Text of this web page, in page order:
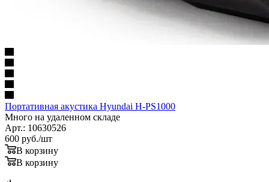
Портативная акустика Hyundai H-PS1000
Много на удаленном складе
Арт.: 10630526
600 руб./шт
В корзину
В корзину